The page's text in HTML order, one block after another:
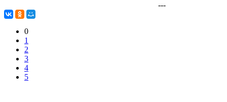
---
0
1
2
3
4
5